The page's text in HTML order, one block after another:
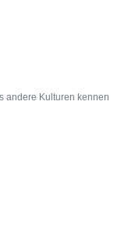
andere Kulturen kennen